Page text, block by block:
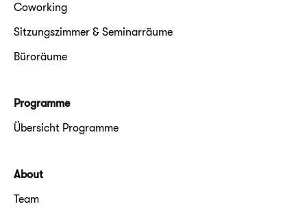
Coworking
Sitzungszimmer & Seminarräume
Büroräume
Programme
Übersicht Programme
About
Team